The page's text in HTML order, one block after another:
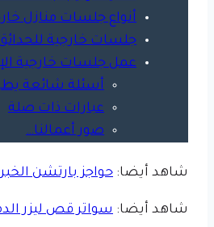
أنواع جلسات منازل
جلسات خارجية
عمل جلسات خارجية
أسئلة شائعة
عبارات ذات صلة
صور أعمالنا…
شاهد أيضا: حواجز بارتشن الخبر
شاهد أيضا: سواتر قص ليزر